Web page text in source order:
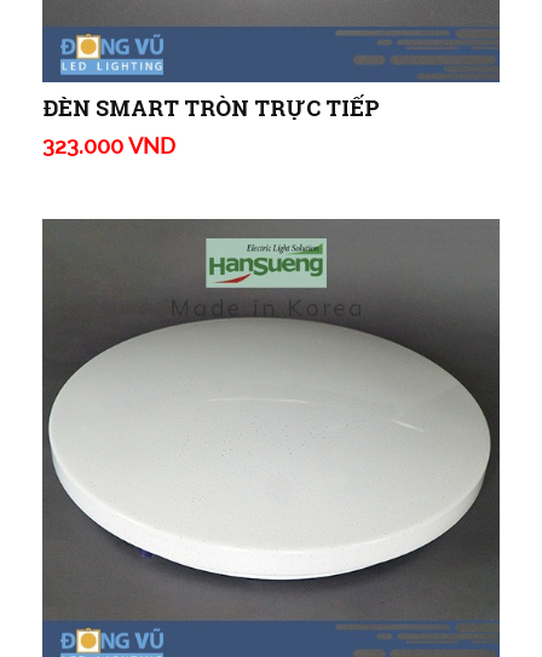
ĐÈN SMART TRÒN TRỰC TIẾP
323.000 VND